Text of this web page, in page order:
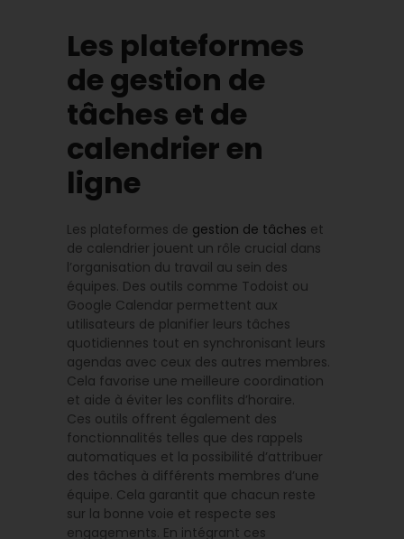
Les plateformes
de gestion de
tâches et de
calendrier en
ligne
Les plateformes de gestion de tâches et
de calendrier jouent un rôle crucial dans
l’organisation du travail au sein des
équipes. Des outils comme Todoist ou
Google Calendar permettent aux
utilisateurs de planifier leurs tâches
quotidiennes tout en synchronisant leurs
agendas avec ceux des autres membres.
Cela favorise une meilleure coordination
et aide à éviter les conflits d’horaire.
Ces outils offrent également des
fonctionnalités telles que des rappels
automatiques et la possibilité d’attribuer
des tâches à différents membres d’une
équipe. Cela garantit que chacun reste
sur la bonne voie et respecte ses
engagements. En intégrant ces